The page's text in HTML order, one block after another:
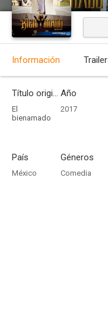
Información
Título original
El
bienamado
Año
2017
País
México
Géneros
Comedia